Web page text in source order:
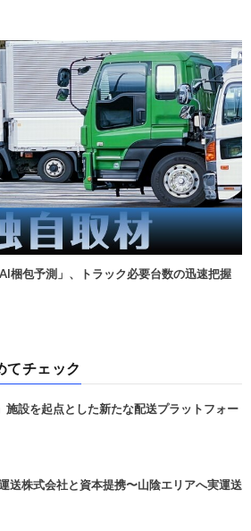
梱包予測」、トラック必要台数の迅速把握
てチェック
設を起点とした新たな配送プラットフォー
株式会社と資本提携〜山陰エリアへ実運送